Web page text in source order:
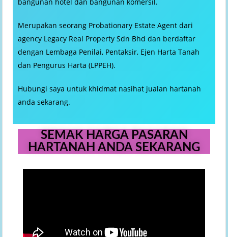
Merupakan seorang Probationary Estate Agent dari
agency Legacy Real Property Sdn Bhd dan berdaftar
dengan Lembaga Penilai, Pentaksir, Ejen Harta Tanah
dan Pengurus Harta (LPPEH).
Hubungi saya untuk khidmat nasihat jualan hartanah
anda sekarang.
SEMAK HARGA PASARAN
HARTANAH ANDA SEKARANG